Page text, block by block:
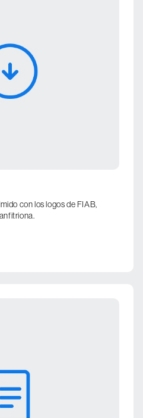
con los logos de FIAB,